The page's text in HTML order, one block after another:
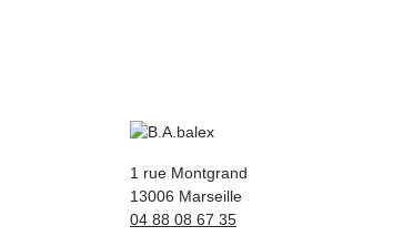
1 rue Montgrand
13006 Marseille
04 88 08 67 35